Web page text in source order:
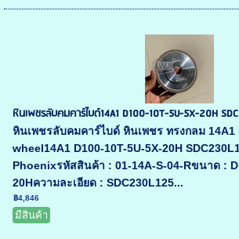
หินเพชรลับคมคาร์ไบด์14A1 D100-10T-5U-5X-20H
หินเพชรลับคมคาร์ไบด์ หินเพชร ทรงกลม 14A1
wheel14A1 D100-10T-5U-5X-20H
Phoenixรหัสสินค้า : 01-14A-S-04-Rขนาด :
20Hความละเอียด : SDC230L125...
฿4,846
มีสินค้า